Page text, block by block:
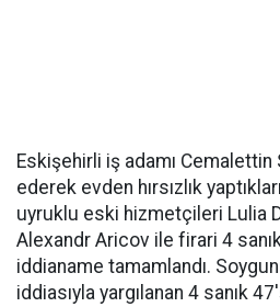
Eskişehirli iş adamı
ederek evden hırsızlık
uyruklu eski hizmetçileri Lulia
Alexandr Aricov ile firari 4 sanık
iddianame tamamlandı.
iddiasıyla yargılanan 4 sanık